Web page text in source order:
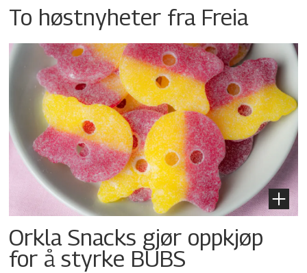
To høstnyheter fra Freia
Orkla Snacks gjør oppkjøp
for å styrke BUBS